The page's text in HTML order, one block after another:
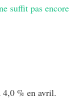
suffit pas encore
% en avril.